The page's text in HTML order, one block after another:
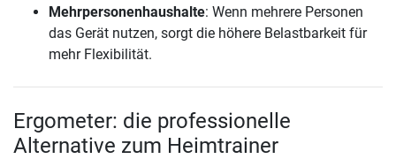
Mehrpersonenhaushalte: Wenn mehrere Personen
das Gerät nutzen, sorgt die höhere Belastbarkeit für
mehr Flexibilität.
Ergometer: die professionelle
Alternative zum Heimtrainer